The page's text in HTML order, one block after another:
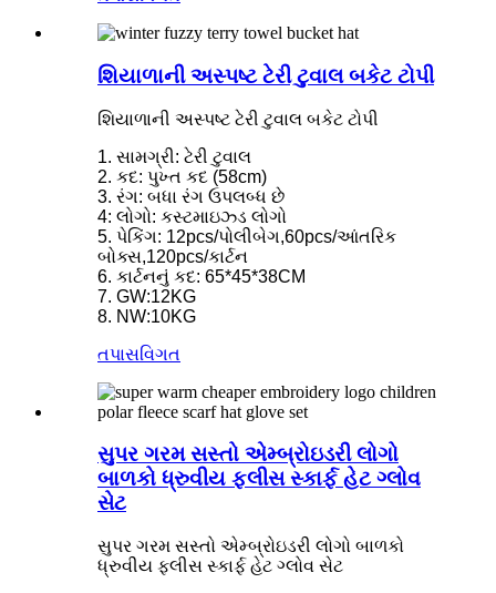
શિયાળાની અસ્પષ્ટ ટેરી ટુવાલ બકેટ ટોપી
શિયાળાની અસ્પષ્ટ ટેરી ટુવાલ બકેટ ટોપી
1. સામગ્રી: ટેરી ટુવાલ
2. કદ: પુખ્ત કદ (58cm)
3. રંગ: બધા રંગ ઉપલબ્ધ છે
4: લોગો: કસ્ટમાઇઝ્ડ લોગો
5. પેકિંગ: 12pcs/પોલીબેગ,60pcs/આંતરિક
બોક્સ,120pcs/કાર્ટન
6. કાર્ટનનું કદ: 65*45*38CM
7. GW:12KG
8. NW:10KG
તપાસવિગત
સુપર ગરમ સસ્તો એમ્બ્રોઇડરી લોગો
બાળકો ધ્રુવીય ફ્લીસ સ્કાર્ફ હેટ ગ્લોવ
સેટ
સુપર ગરમ સસ્તો એમ્બ્રોઇડરી લોગો બાળકો
ધ્રુવીય ફ્લીસ સ્કાર્ફ હેટ ગ્લોવ સેટ